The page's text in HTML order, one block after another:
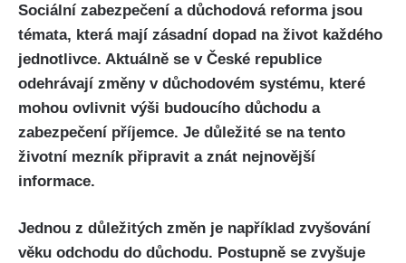
Sociální zabezpečení a důchodová reforma jsou
témata, která mají zásadní dopad na život každého
jednotlivce. Aktuálně se v České republice
odehrávají změny v důchodovém systému, které
mohou ovlivnit výši budoucího důchodu a
zabezpečení příjemce. Je důležité se na tento
životní mezník připravit a znát nejnovější
informace.
Jednou z důležitých změn je například zvyšování
věku odchodu do důchodu. Postupně se zvyšuje